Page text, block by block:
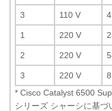
3 110 V
1 220 V
2 220 V
3 220 V
* Cisco Catalyst 6500
シリーズ シャーシに基づ